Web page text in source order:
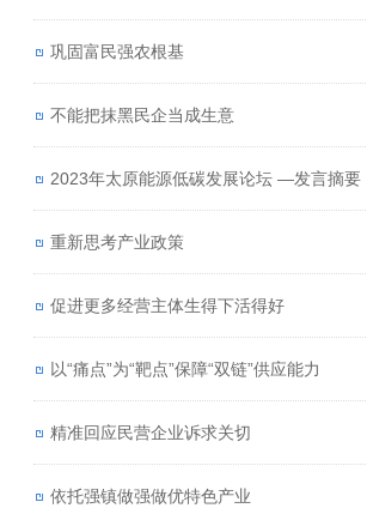
巩固富民强农根基
不能把抹黑民企当成生意
2023年太原能源低碳发展论坛 —发言摘要
重新思考产业政策
促进更多经营主体生得下活得好
以“痛点”为“靶点”保障“双链”供应能力
精准回应民营企业诉求关切
依托强镇做强做优特色产业